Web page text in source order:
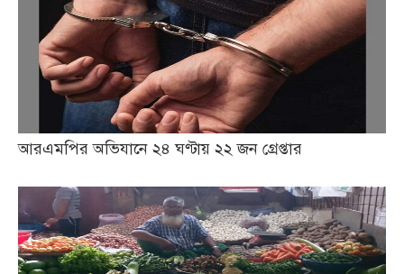
আরএমপির অভিযানে ২৪ ঘণ্টায় ২২ জন গ্রেপ্তার